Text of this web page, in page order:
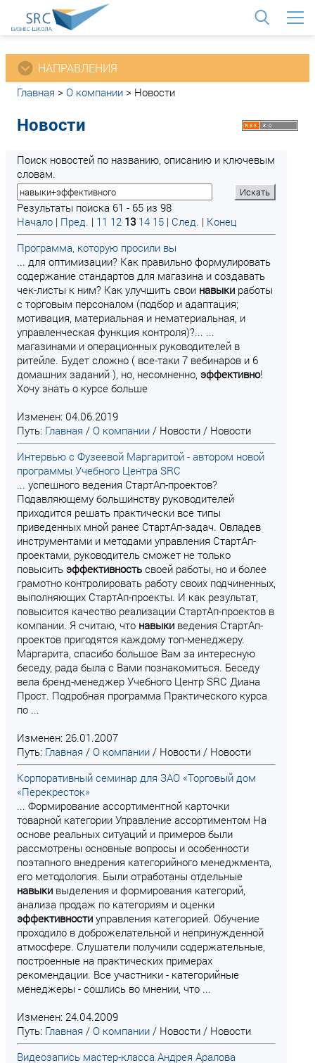
НАПРАВЛЕНИЯ
Главная > О компании > Новости
Новости
Поиск новостей по названию, описанию и ключевым
словам.
Результаты поиска 61 - 65 из 98
Начало | Пред. | 11 12 13 14 15 | След. | Конец
Программа, которую просили вы
... для оптимизации? Как правильно формулировать
содержание стандартов для магазина и создавать
чек-листы к ним? Как улучшить свои навыки работы
с торговым персоналом (подбор и адаптация;
мотивация, материальная и нематериальная, и
управленческая функция контроля)?... ...
магазинами и операционных руководителей в
ритейле. Будет сложно ( все-таки 7 вебинаров и 6
домашних заданий ), но, несомненно, эффективно!
Хочу знать о курсе больше
Изменен: 04.06.2019
Путь: Главная / О компании / Новости / Новости
Интервью с Фузеевой Маргаритой - автором новой
программы Учебного Центра SRC
... успешного ведения СтартАп-проектов?
Подавляющему большинству руководителей
приходится решать практически все типы
приведенных мной ранее СтартАп-задач. Овладев
инструментами и методами управления СтартАп-
проектами, руководитель сможет не только
повысить эффективность своей работы, но и более
грамотно контролировать работу своих подчиненных,
выполняющих СтартАп-проекты. И как результат,
повысится качество реализации СтартАп-проектов в
компании. Я считаю, что навыки ведения СтартАп-
проектов пригодятся каждому топ-менеджеру.
Маргарита, спасибо большое Вам за интересную
беседу, рада была с Вами познакомиться. Беседу
вела бренд-менеджер Учебного Центр SRC Диана
Прост. Подробная программа Практического курса
по ...
Изменен: 26.01.2007
Путь: Главная / О компании / Новости / Новости
Корпоративный семинар для ЗАО «Торговый дом
«Перекресток»
... Формирование ассортиментной карточки
товарной категории Управление ассортиментом На
основе реальных ситуаций и примеров были
рассмотрены основные вопросы и особенности
поэтапного внедрения категорийного менеджмента,
его методология. Были отработаны отдельные
навыки выделения и формирования категорий,
анализа продаж по категориям и оценки
эффективности управления категорией. Обучение
проходило в доброжелательной и непринужденной
атмосфере. Слушатели получили содержательные,
построенные на практических примерах
рекомендации. Все участники - категорийные
менеджеры - сошлись во мнении, что ...
Изменен: 24.04.2009
Путь: Главная / О компании / Новости / Новости
Видеозапись мастер-класса Андрея Аралова